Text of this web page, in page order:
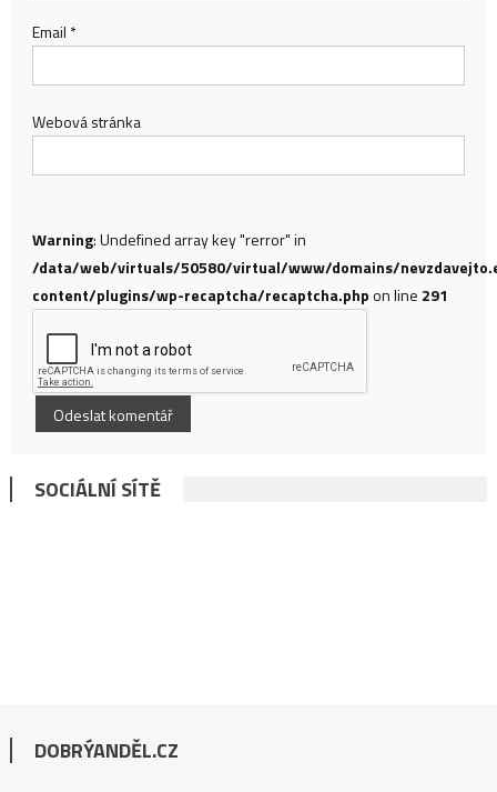
Email *
Webová stránka
Warning: Undefined array key "rerror" in
/data/web/virtuals/50580/virtual/www/domains/
content/plugins/wp-recaptcha/recaptcha.phpon line 291
SOCIÁLNÍ SÍTĚ
DOBRÝANDĚL.CZ